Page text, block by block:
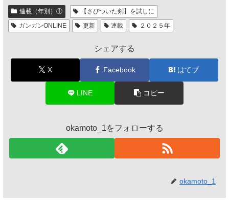
連載（年別）①
【さびついた剣】を試しに
ガンガンONLINE
更新 連載 ２０２５年
シェアする
X Facebook はてブ
LINE コピー
okamoto_1をフォローする
okamoto_1